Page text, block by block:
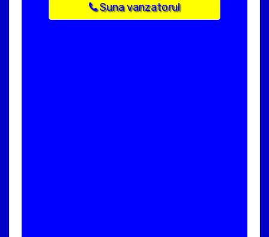
Suna vanzatorul